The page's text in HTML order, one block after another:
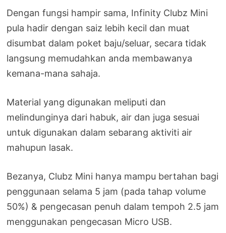
Dengan fungsi hampir sama, Infinity Clubz Mini
pula hadir dengan saiz lebih kecil dan muat
disumbat dalam poket baju/seluar, secara tidak
langsung memudahkan anda membawanya
kemana-mana sahaja.
Material yang digunakan meliputi dan
melindunginya dari habuk, air dan juga sesuai
untuk digunakan dalam sebarang aktiviti air
mahupun lasak.
Bezanya, Clubz Mini hanya mampu bertahan bagi
penggunaan selama 5 jam (pada tahap volume
50%) & pengecasan penuh dalam tempoh 2.5 jam
menggunakan pengecasan Micro USB.